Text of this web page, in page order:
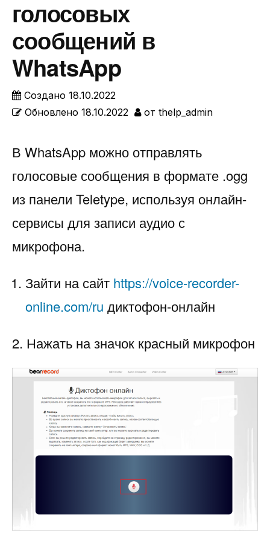
голосовых
сообщений в
WhatsApp
Создано 18.10.2022
Обновлено 18.10.2022 от thelp_admin
В WhatsApp можно отправлять
голосовые сообщения в формате .ogg
из панели Teletype, используя онлайн-
сервисы для записи аудио с
микрофона.
Зайти на сайт https://voice-recorder-
online.com/ru диктофон-онлайн
2. Нажать на значок красный микрофон